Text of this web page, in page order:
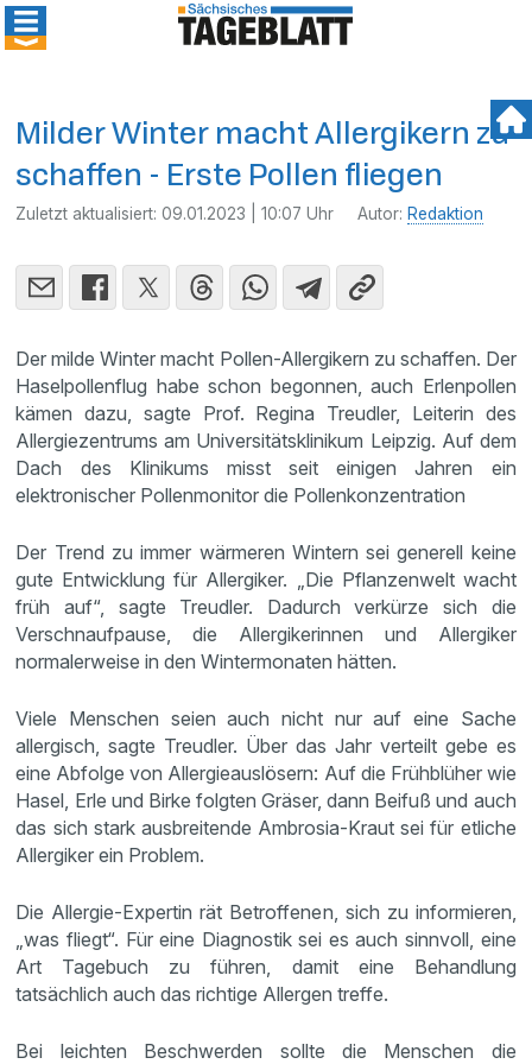
Milder Winter macht Allergikern zu
schaffen - Erste Pollen fliegen
Zuletzt aktualisiert:09.01.2023 | 10:07 Uhr Autor: Redaktion
Der milde Winter macht Pollen-Allergikern zu schaffen. Der
Haselpollenflug habe schon begonnen, auch Erlenpollen
kämen dazu, sagte Prof. Regina Treudler, Leiterin des
Allergiezentrums am Universitätsklinikum Leipzig. Auf dem
Dach des Klinikums misst seit einigen Jahren ein
elektronischer Pollenmonitor die Pollenkonzentration
Der Trend zu immer wärmeren Wintern sei generell keine
gute Entwicklung für Allergiker. „Die Pflanzenwelt wacht
früh auf“, sagte Treudler. Dadurch verkürze sich die
Verschnaufpause, die Allergikerinnen und Allergiker
normalerweise in den Wintermonaten hätten.
Viele Menschen seien auch nicht nur auf eine Sache
allergisch, sagte Treudler. Über das Jahr verteilt gebe es
eine Abfolge von Allergieauslösern: Auf die Frühblüher wie
Hasel, Erle und Birke folgten Gräser, dann Beifuß und auch
das sich stark ausbreitende Ambrosia-Kraut sei für etliche
Allergiker ein Problem.
Die Allergie-Expertin rät Betroffenen, sich zu informieren,
„was fliegt“. Für eine Diagnostik sei es auch sinnvoll, eine
Art Tagebuch zu führen, damit eine Behandlung
tatsächlich auch das richtige Allergen treffe.
Bei leichten Beschwerden sollte die Menschen die